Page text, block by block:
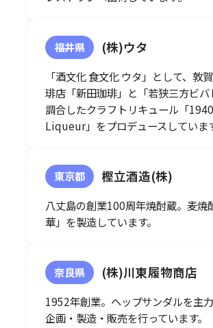
福井県 (株)ウタ
「酒文化 食文化 ウタ」として、敦
琲店「新田珈琲」と「若狭三方ビ
調合したクラフトリキュール「
Liqueur」をプロデュースしていま
東京都 樫立酒造(株)
八丈島の創業100周年焼酎蔵。麦焼
華」を製造しています。
奈良県 (株)川東履物商店
1952年創業。ヘップサンダルを主
企画・製造・販売を行っています。